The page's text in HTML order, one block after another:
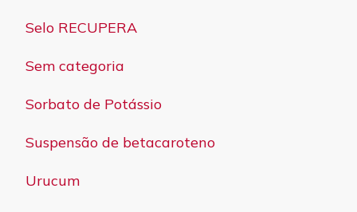
Selo RECUPERA
Sem categoria
Sorbato de Potássio
Suspensão de betacaroteno
Urucum